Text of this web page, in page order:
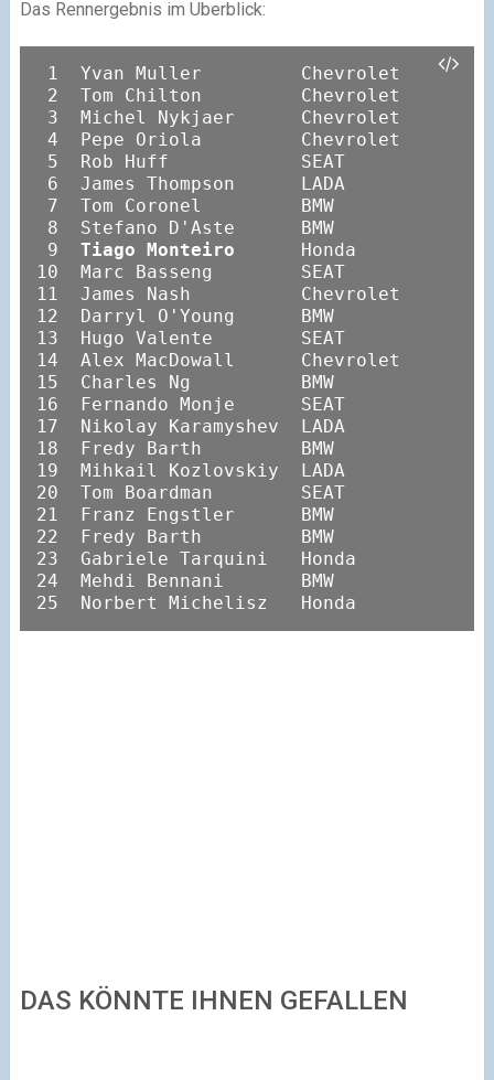
Das Rennergebnis im Überblick:
1  Yvan Muller         Chevrolet
2  Tom Chilton         Chevrolet
3  Michel Nykjaer      Chevrolet
4  Pepe Oriola         Chevrolet
5  Rob Huff            SEAT
6  James Thompson      LADA
7  Tom Coronel         BMW
8  Stefano D'Aste      BMW
9 Tiago Monteiro
      Honda
10  Marc Basseng        SEAT
11  James Nash          Chevrolet
12  Darryl O'Young      BMW
13  Hugo Valente        SEAT
14  Alex MacDowall      Chevrolet
15  Charles Ng          BMW
16  Fernando Monje      SEAT
17  Nikolay Karamyshev  LADA
18  Fredy Barth         BMW
19  Mihkail Kozlovskiy  LADA
20  Tom Boardman        SEAT
21  Franz Engstler      BMW
22  Fredy Barth         BMW
23  Gabriele Tarquini   Honda
24  Mehdi Bennani       BMW
25  Norbert Michelisz   Honda
DAS KÖNNTE IHNEN GEFALLEN